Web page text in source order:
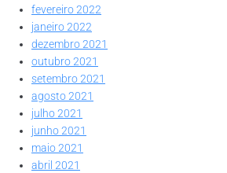
fevereiro 2022
janeiro 2022
dezembro 2021
outubro 2021
setembro 2021
agosto 2021
julho 2021
junho 2021
maio 2021
abril 2021